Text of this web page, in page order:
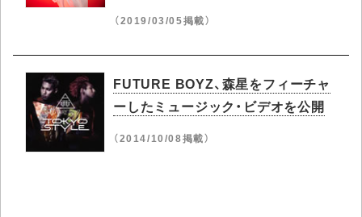
（2019/03/05掲載）
FUTURE BOYZ、森星をフィーチャ
ーしたミュージック・ビデオを公開
（2014/10/08掲載）